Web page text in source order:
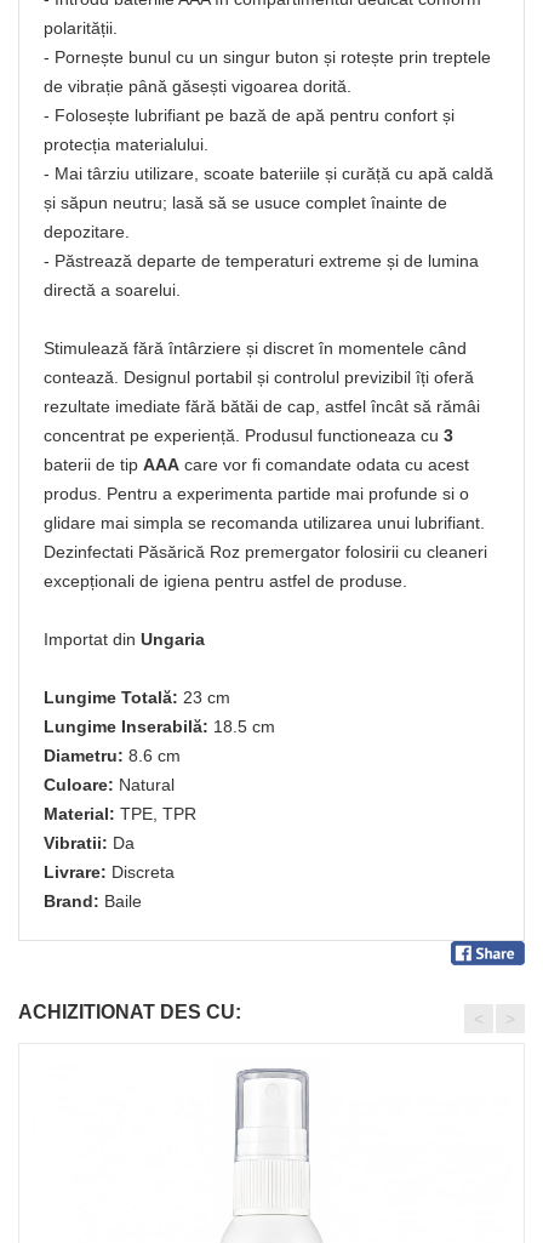
polarității.
- Pornește bunul cu un singur buton și rotește prin treptele
de vibrație până găsești vigoarea dorită.
- Folosește lubrifiant pe bază de apă pentru confort și
protecția materialului.
- Mai târziu utilizare, scoate bateriile și curăță cu apă caldă
și săpun neutru; lasă să se usuce complet înainte de
depozitare.
- Păstrează departe de temperaturi extreme și de lumina
directă a soarelui.
Stimulează fără întârziere și discret în momentele când
contează. Designul portabil și controlul previzibil îți oferă
rezultate imediate fără bătăi de cap, astfel încât să rămâi
concentrat pe experiență. Produsul functioneaza cu 3
baterii de tip AAA care vor fi comandate odata cu acest
produs. Pentru a experimenta partide mai profunde si o
glidare mai simpla se recomanda utilizarea unui lubrifiant.
Dezinfectati Păsărică Roz premergator folosirii cu cleaneri
excepționali de igiena pentru astfel de produse.
Importat din Ungaria
Lungime Totală: 23 cm
Lungime Inserabilă: 18.5 cm
Diametru: 8.6 cm
Culoare: Natural
Material: TPE, TPR
Vibratii: Da
Livrare: Discreta
Brand: Baile
ACHIZITIONAT DES CU: < >